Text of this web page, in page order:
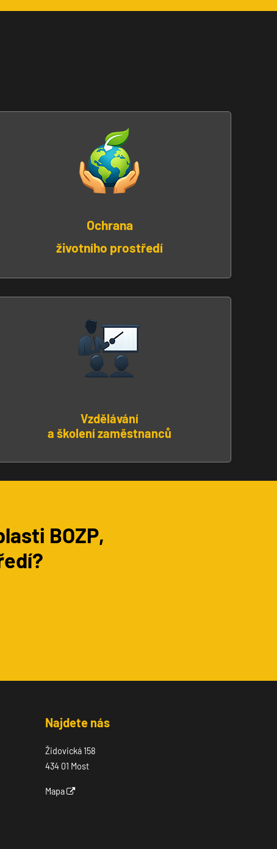
Ochrana
životního prostředí
Vzdělávání
a školení zaměstnanců
BOZP,
Najdete nás
Židovická 158
434 01 Most
Mapa